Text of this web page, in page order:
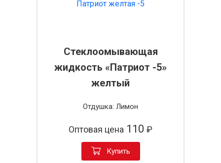
Стеклоомывающая
жидкость «Патриот -5»
желтый
Отдушка: Лимон
Оптовая цена 110 ₽
Купить